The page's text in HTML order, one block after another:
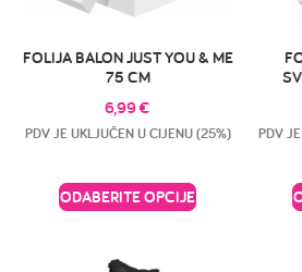
FOLIJA BALON JUST YOU & ME
75 CM
6,99€
PDV JE UKLJUČEN U CIJENU (25%)
ODABERITE OPCIJE
PDV